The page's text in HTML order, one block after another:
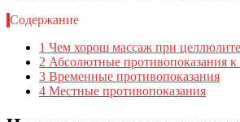
Содержание
1 Чем хорош массаж при целлюлите
2 Абсолютные противопоказания
3 Временные противопоказания
4 Местные противопоказания